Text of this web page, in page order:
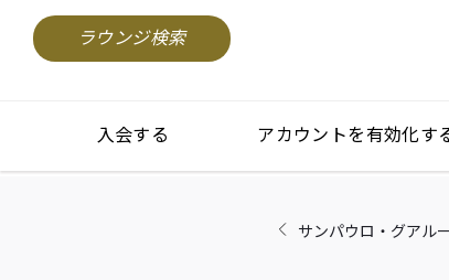
ラウンジ検索
入会する アカウントを有効化す
サンパウロ・グアル